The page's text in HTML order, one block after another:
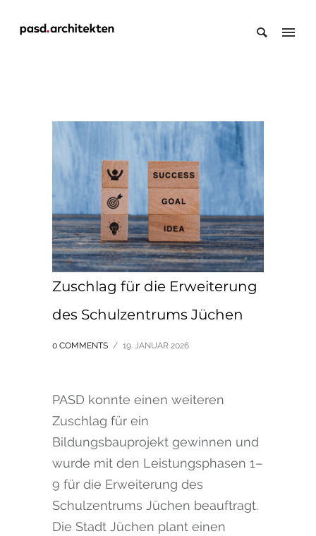
Zuschlag für die Erweiterung
des Schulzentrums Jüchen
0 COMMENTS / 19. JANUAR 2026
PASD konnte einen weiteren
Zuschlag für ein
Bildungsbauprojekt gewinnen und
wurde mit den Leistungsphasen 1–
9 für die Erweiterung des
Schulzentrums Jüchen beauftragt.
Die Stadt Jüchen plant einen